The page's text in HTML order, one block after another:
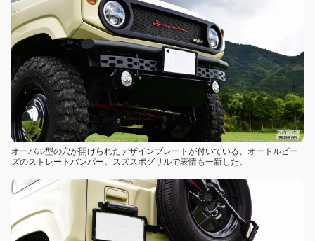
オーバル型の穴が開けられたデザインプレートが付いている、オートルビー
ズのストレートバンパー。スズスポグリルで表情も一新した。